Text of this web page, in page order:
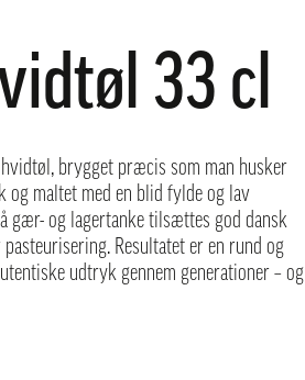
33 cl
brygget præcis som man husker
og maltet med en blid fylde og lav
gær- og lagertanke tilsættes god dansk
Resultatet er en rund og
udtryk gennem generationer – og